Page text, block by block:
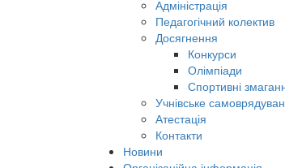
Адміністрація
Педагогічний колектив
Досягнення
Конкурси
Олімпіади
Спортивні
Учнівське
Атестація
Контакти
Новини